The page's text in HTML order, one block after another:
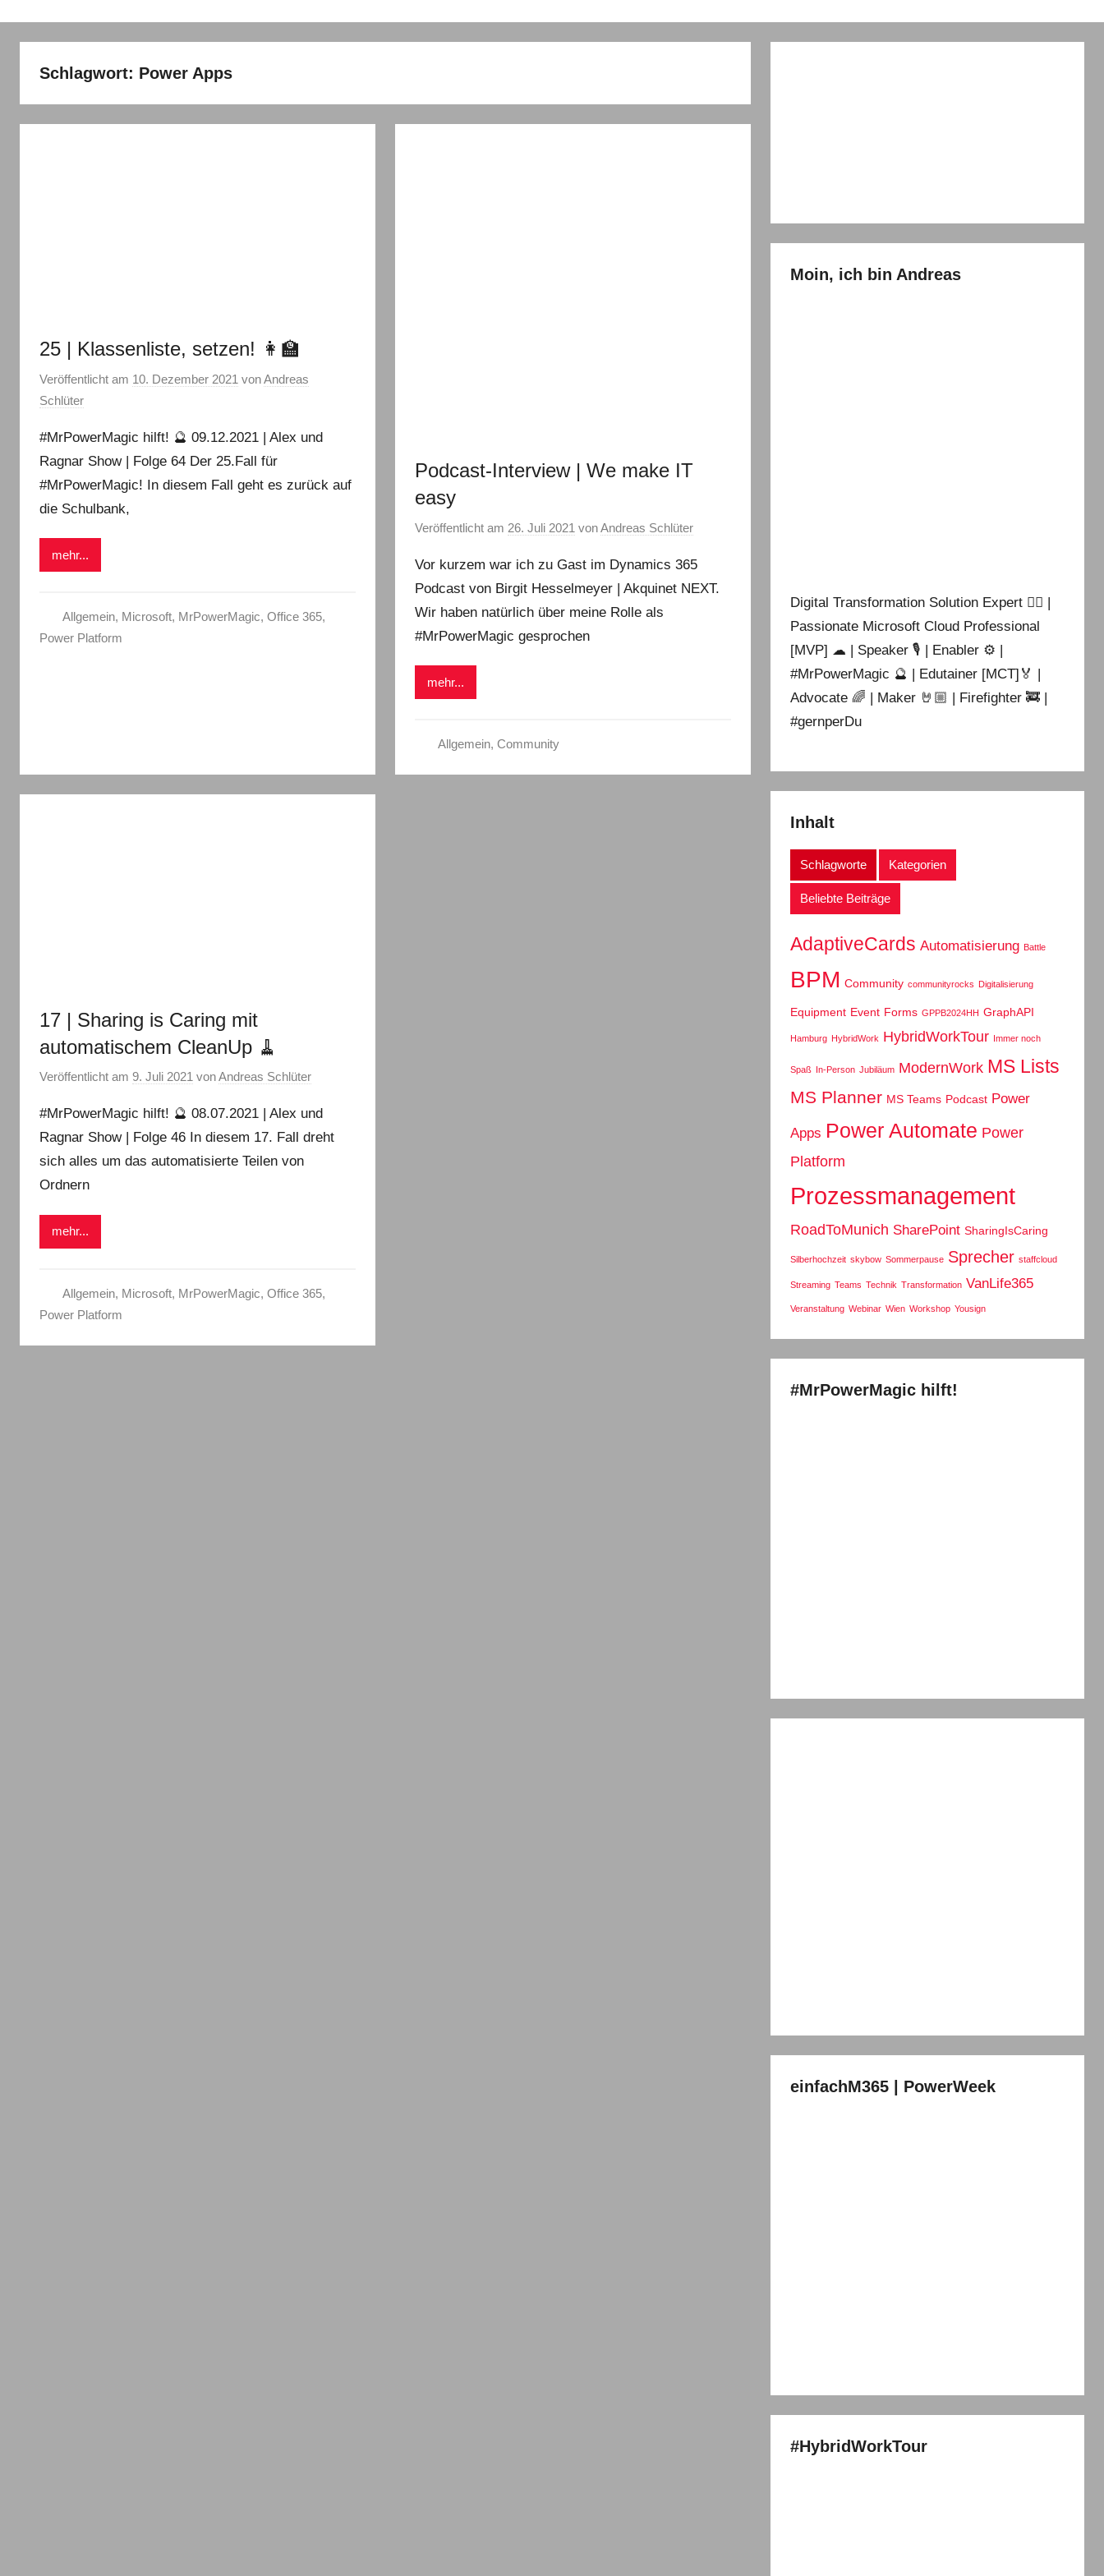
Schlagwort: Power Apps
25 | Klassenliste, setzen! 👩‍🏫
Veröffentlicht am 10. Dezember 2021 vonAndreas
Schlüter
#MrPowerMagic hilft! 🔮 09.12.2021 | Alex und
Ragnar Show | Folge 64 Der 25.Fall für
#MrPowerMagic! In diesem Fall geht es zurück auf
die Schulbank,
mehr...
Allgemein, Microsoft, MrPowerMagic, Office 365,
Power Platform
Podcast-Interview | We make IT
easy
Veröffentlicht am 26. Juli 2021 vonAndreas Schlüter
Vor kurzem war ich zu Gast im Dynamics 365
Podcast von Birgit Hesselmeyer | Akquinet NEXT.
Wir haben natürlich über meine Rolle als
#MrPowerMagic gesprochen
mehr...
Allgemein, Community
17 | Sharing is Caring mit
automatischem CleanUp 🧹
Veröffentlicht am 9. Juli 2021 vonAndreas Schlüter
#MrPowerMagic hilft! 🔮 08.07.2021 | Alex und
Ragnar Show | Folge 46 In diesem 17. Fall dreht
sich alles um das automatisierte Teilen von
Ordnern
mehr...
Allgemein, Microsoft, MrPowerMagic, Office 365,
Power Platform
Moin, ich bin Andreas
Digital Transformation Solution Expert 👷‍♂️ |
Passionate Microsoft Cloud Professional
[MVP] ☁ | Speaker 🎙 | Enabler ⚙ |
#MrPowerMagic 🔮 | Edutainer [MCT]🏅 |
Advocate 🌈 | Maker 🤘🏼 | Firefighter 🚒 |
#gernperDu
Inhalt
Schlagworte Kategorien
Beliebte Beiträge
AdaptiveCards Automatisierung Battle
BPM Community communityrocks Digitalisierung
Equipment Event Forms GPPB2024HH GraphAPI
Hamburg HybridWork HybridWorkTour Immer noch
Spaß In-Person Jubiläum ModernWork MS Lists
MS Planner MS Teams Podcast Power
Apps Power Automate Power
Platform
Prozessmanagement
RoadToMunich SharePoint SharingIsCaring
Silberhochzeit skybow Sommerpause Sprecher staffcloud
Streaming Teams Technik Transformation VanLife365
Veranstaltung Webinar Wien Workshop Yousign
#MrPowerMagic hilft!
einfachM365 | PowerWeek
#HybridWorkTour